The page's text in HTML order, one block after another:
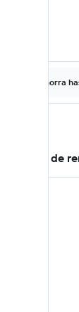
Ahorra
Ofertas de